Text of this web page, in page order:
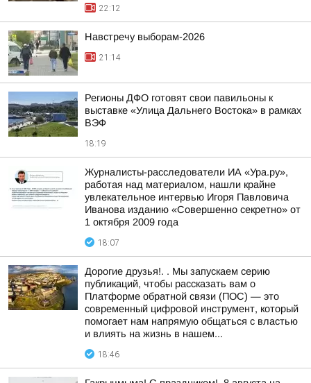
22:12
Навстречу выборам-2026
21:14
Регионы ДФО готовят свои павильоны к
выставке «Улица Дальнего Востока» в рамках
ВЭФ
18:19
Журналисты-расследователи ИА «Ура.ру»,
работая над материалом, нашли крайне
увлекательное интервью Игоря Павловича
Иванова изданию «Совершенно секретно» от
1 октября 2009 года
18:07
Дорогие друзья!. . Мы запускаем серию
публикаций, чтобы рассказать вам о
Платформе обратной связи (ПОС) — это
современный цифровой инструмент, который
помогает нам напрямую общаться с властью
и влиять на жизнь в нашем...
18:46